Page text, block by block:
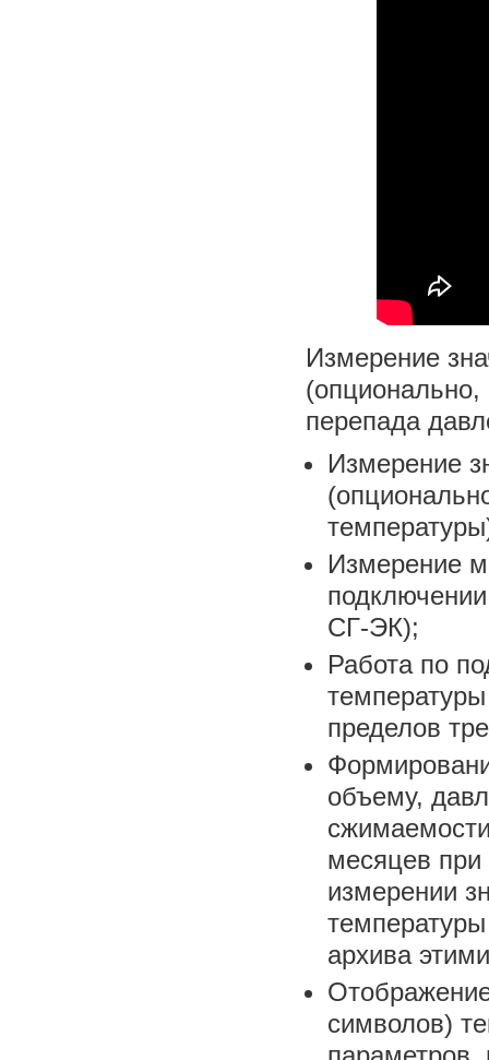
Измерение
(опционально,
перепада
Измерение
Измерение
СГ-ЭК);
Работа по
пределов
объему,
месяцев
измерении
архива
символов)